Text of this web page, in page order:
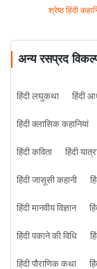
श्रेष्ठ हिंदी
अन्य रसप्रद
हिंदी लघुकथा हिंदी
हिंदी क्लासिक कहानियां
हिंदी कविता
हिंदी
हिंदी जासूसी कहानी
हिंदी मानवीय विज्ञान
हिंदी पकाने की विधि
हिंदी पौराणिक कथा